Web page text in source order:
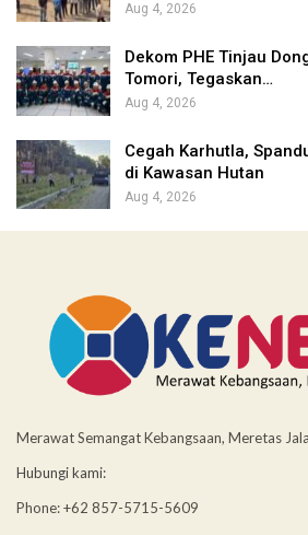
Aug 4, 2026
Dekom PHE Tinjau
Tomori, Tegaskan…
Aug 4, 2026
Cegah Karhutla,
di Kawasan Hutan
Aug 4, 2026
Merawat Semangat Kebangsaan, Meretas
Hubungi kami:
Phone: +62 857-5715-5609